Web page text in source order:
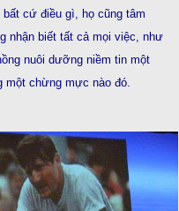
cứ điều gì, họ cũng tâm
nhận biết tất cả mọi việc, như
nuôi dưỡng niềm tin một
một chừng mực nào đó.